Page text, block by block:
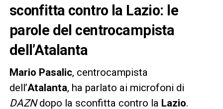
sconfitta contro la Lazio: le
parole del centrocampista
dell’Atalanta
Mario Pasalic, centrocampista
dell’Atalanta, ha parlato ai microfoni di
DAZNdopo la sconfitta contro la Lazio.